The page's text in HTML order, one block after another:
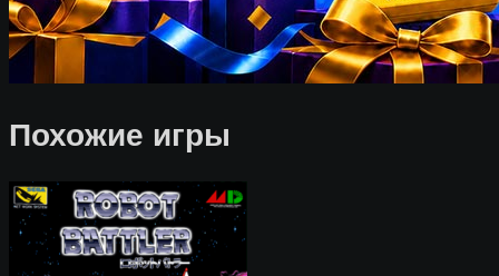
Похожие игры